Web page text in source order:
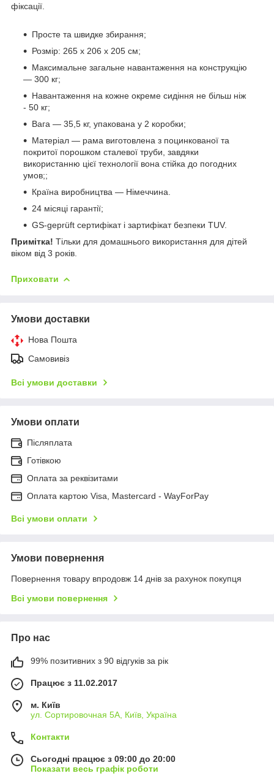
фіксації.
Просте та швидке збирання;
Розмір: 265 x 206 x 205 см;
Максимальне загальне навантаження на конструкцію
— 300 кг;
Навантаження на кожне окреме сидіння не більш ніж
- 50 кг;
Вага — 35,5 кг, упакована у 2 коробки;
Матеріал — рама виготовлена з поцинкованої та
покритої порошком сталевої труби, завдяки
використанню цієї технології вона стійка до погодних
умов;;
Країна виробництва — Німеччина.
24 місяці гарантії;
GS-geprüft сертифікат і зартифікат безпеки TUV.
Примітка! Тільки для домашнього використання для дітей
віком від 3 років.
Приховати
Умови доставки
Нова Пошта
Самовивіз
Всі умови доставки
Умови оплати
Післяплата
Готівкою
Оплата за реквізитами
Оплата картою Visa, Mastercard - WayForPay
Всі умови оплати
Умови повернення
Повернення товару впродовж 14 днів за рахунок покупця
Всі умови повернення
Про нас
99% позитивних з 90 відгуків за рік
Працює з 11.02.2017
м. Київ
ул. Сортировочная 5А, Київ, Україна
Контакти
Сьогодні працює з 09:00 до 20:00
Показати весь графік роботи